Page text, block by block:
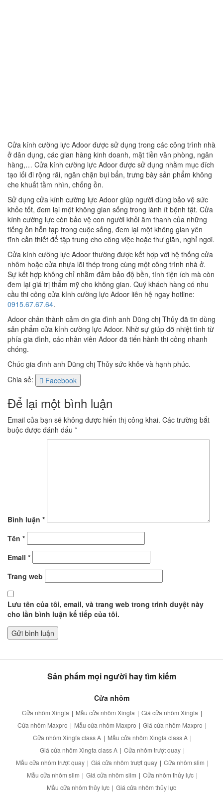
Cửa kính cường lực Adoor được sử dụng trong các công trình nhà
ở dân dụng, các gian hàng kinh doanh, mặt tiền văn phòng, ngân
hàng,… Cửa kính cường lực Adoor được sử dụng nhằm mục đích
tạo lối đi rộng rãi, ngăn chặn bụi bẩn, trưng bày sản phẩm không
che khuất tầm nhìn, chống ồn.
Sử dụng cửa kính cường lực Adoor giúp người dùng bảo vệ sức
khỏe tốt, đem lại một không gian sống trong lành ít bệnh tật. Cửa
kính cường lực còn bảo vệ con người khỏi âm thanh của những
tiếng ồn hỗn tạp trong cuộc sống, đem lại một không gian yên
tĩnh cần thiết để tập trung cho công việc hoặc thư giãn, nghỉ ngơi.
Cửa kính cường lực Adoor thường được kết hợp với hệ thống cửa
nhôm hoặc cửa nhựa lõi thép trong cùng một công trình nhà ở.
Sự kết hợp không chỉ nhằm đảm bảo độ bền, tính tiện ích mà còn
đem lại giá trị thẩm mỹ cho không gian. Quý khách hàng có nhu
cầu thi công cửa kính cường lực Adoor liên hệ ngay hotline:
0915.67.67.64.
Adoor chân thành cảm ơn gia đình anh Dũng chị Thủy đã tin dùng
sản phẩm cửa kính cường lực Adoor. Nhờ sự giúp đỡ nhiệt tình từ
phía gia đình, các nhân viên Adoor đã tiến hành thi công nhanh
chóng.
Chúc gia đình anh Dũng chị Thủy sức khỏe và hạnh phúc.
Chia sẻ:
Facebook
Để lại một bình luận
Email của bạn sẽ không được hiển thị công khai. Các trường bắt
buộc được đánh dấu *
Bình luận *
Tên *
Email *
Trang web
Lưu tên của tôi, email, và trang web trong trình duyệt này
cho lần bình luận kế tiếp của tôi.
Sản phẩm mọi người hay tìm kiếm
Cửa nhôm
Cửa nhôm Xingfa | Mẫu cửa nhôm Xingfa | Giá cửa nhôm Xingfa |
Cửa nhôm Maxpro | Mẫu cửa nhôm Maxpro | Giá cửa nhôm Maxpro |
Cửa nhôm Xingfa class A | Mẫu cửa nhôm Xingfa class A |
Giá cửa nhôm Xingfa class A | Cửa nhôm trượt quay |
Mẫu cửa nhôm trượt quay | Giá cửa nhôm trượt quay | Cửa nhôm slim |
Mẫu cửa nhôm slim | Giá cửa nhôm slim | Cửa nhôm thủy lực |
Mẫu cửa nhôm thủy lực | Giá cửa nhôm thủy lực